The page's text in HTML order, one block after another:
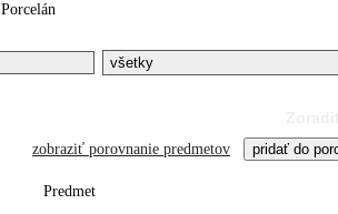
Porcelán
zobraziť porovnanie predmetov
Predmet